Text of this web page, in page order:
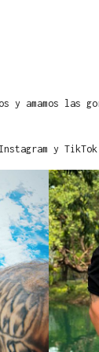
y amamos
Instagram y